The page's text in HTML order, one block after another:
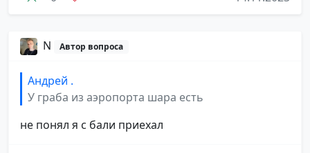
N Автор вопроса
Андрей .
У граба из аэропорта шара есть
не понял я с бали приехал